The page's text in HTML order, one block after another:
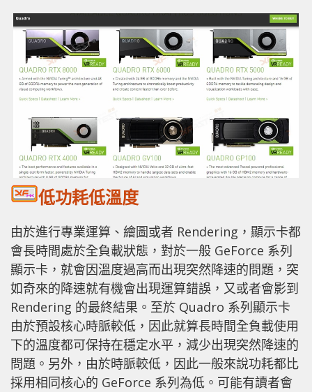
低功耗低溫度
由於進行專業運算、繪圖或者 Rendering，顯示卡都
會長時間處於全負載狀態，對於一般 GeForce 系列
顯示卡，就會因溫度過高而出現突然降速的問題，突
如奇來的降速就有機會出現運算錯誤，又或者會影到
Rendering 的最終結果。至於 Quadro 系列顯示卡
由於預設核心時脈較低，因此就算長時間全負載使用
下的溫度都可保持在穩定水平，減少出現突然降速的
問題。另外，由於時脈較低，因此一般來說功耗都比
採用相同核心的 GeForce 系列為低。可能有讀者會